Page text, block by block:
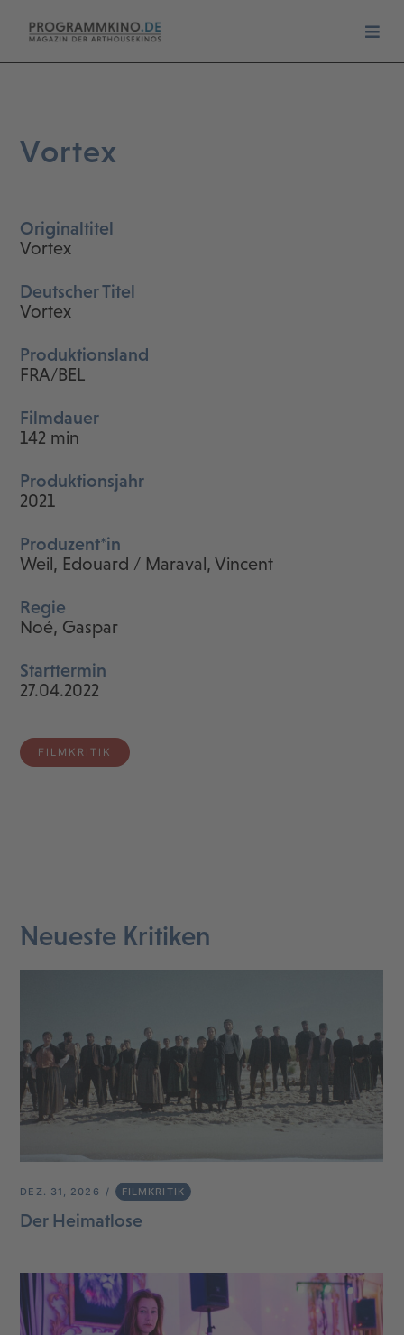
Vortex
Originaltitel
Vortex
Deutscher Titel
Vortex
Produktionsland
FRA/BEL
Filmdauer
142 min
Produktionsjahr
2021
Produzent*in
Weil, Edouard / Maraval, Vincent
Regie
Noé, Gaspar
Starttermin
27.04.2022
FILMKRITIK
Neueste Kritiken
DEZ. 31, 2026 FILMKRITIK
Der Heimatlose